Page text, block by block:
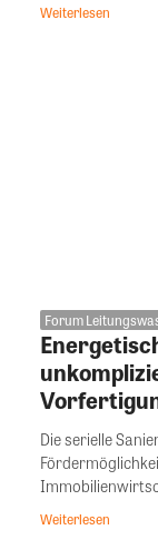
Weiterlesen
Forum
Die serielle
Weiterlesen